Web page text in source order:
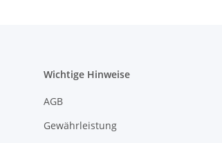
Wichtige Hinweise
AGB
Gewährleistung